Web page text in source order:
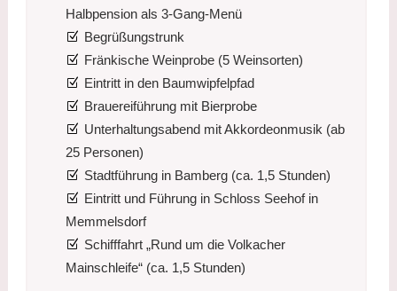
Halbpension als 3-Gang-Menü
Begrüßungstrunk
Fränkische Weinprobe (5 Weinsorten)
Eintritt in den Baumwipfelpfad
Brauereiführung mit Bierprobe
Unterhaltungsabend mit Akkordeonmusik (ab
25 Personen)
Stadtführung in Bamberg (ca. 1,5 Stunden)
Eintritt und Führung in Schloss Seehof in
Memmelsdorf
Schifffahrt „Rund um die Volkacher
Mainschleife“ (ca. 1,5 Stunden)